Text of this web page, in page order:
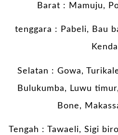
Barat : Mamuju,
tenggara : Pabeli, Bau
Selatan : Gowa,
Bulukumba, Luwu
Bone,
Tengah : Tawaeli, Sigi